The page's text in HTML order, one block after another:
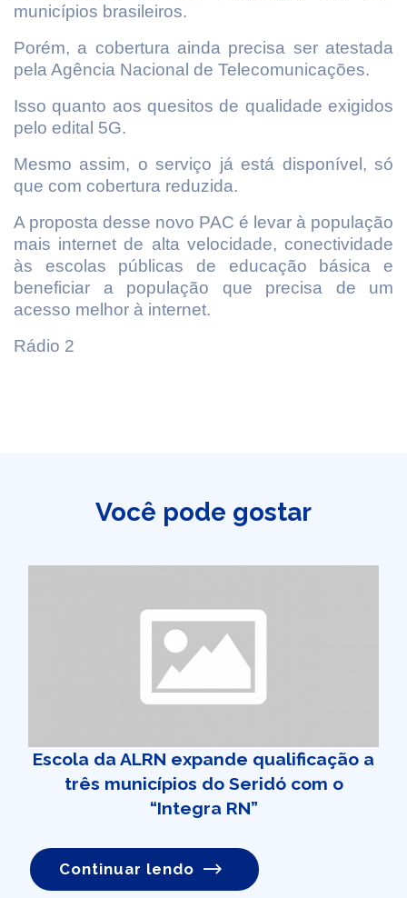
municípios brasileiros.
Porém, a cobertura ainda precisa ser atestada
pela Agência Nacional de Telecomunicações.
Isso quanto aos quesitos de qualidade exigidos
pelo edital 5G.
Mesmo assim, o serviço já está disponível, só
que com cobertura reduzida.
A proposta desse novo PAC é levar à população
mais internet de alta velocidade, conectividade
às escolas públicas de educação básica e
beneficiar a população que precisa de um
acesso melhor à internet.
Rádio 2
Você pode gostar
Escola da ALRN expande qualificação a
três municípios do Seridó com o
“Integra RN”
Continuar lendo